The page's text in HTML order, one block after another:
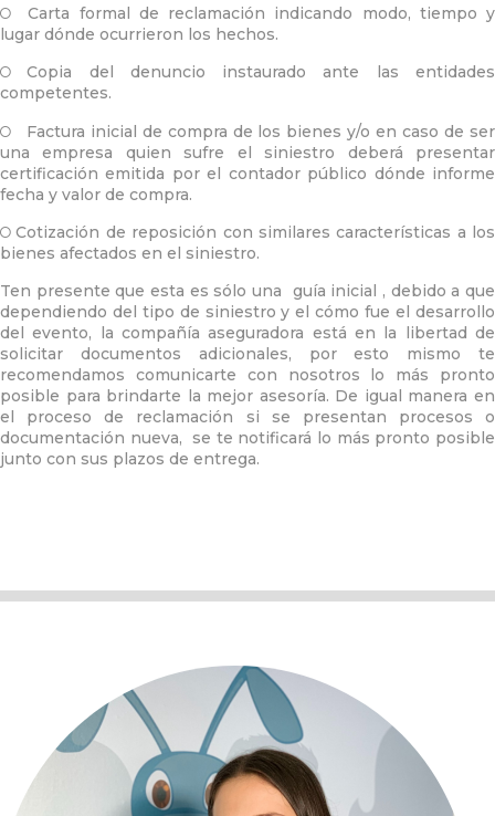
Carta formal de reclamación indicando modo, tiempo y
lugar dónde ocurrieron los hechos.
Copia del denuncio instaurado ante las entidades
competentes.
Factura inicial de compra de los bienes y/o en caso de ser
una empresa quien sufre el siniestro deberá presentar
certificación emitida por el contador público dónde informe
fecha y valor de compra.
Cotización de reposición con similares características a los
bienes afectados en el siniestro.
Ten presente que esta es sólo una guía inicial , debido a que
dependiendo del tipo de siniestro y el cómo fue el desarrollo
del evento, la compañía aseguradora está en la libertad de
solicitar documentos adicionales, por esto mismo te
recomendamos comunicarte con nosotros lo más pronto
posible para brindarte la mejor asesoría. De igual manera en
el proceso de reclamación si se presentan procesos o
documentación nueva, se te notificará lo más pronto posible
junto con sus plazos de entrega.